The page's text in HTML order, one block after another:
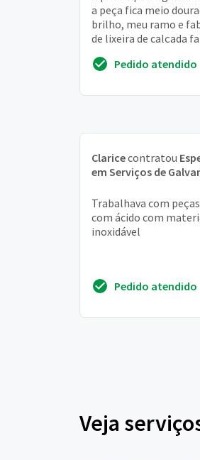
a peça fica meio
brilho, meu ramo e
de lixeira de calçada
Pedido atendido
Claricecontratou
em Serviços de
Trabalhava com
com ácido com
inoxidável
Pedido atendido
Veja